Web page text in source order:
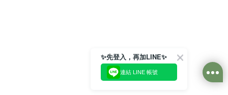
✨先登入，再加LINE✨
連結 LINE 帳號